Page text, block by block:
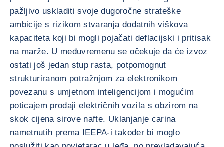
pažljivo uskladiti svoje dugoročne strateške
ambicije s rizikom stvaranja dodatnih viškova
kapaciteta koji bi mogli pojačati deflacijski i pritisak
na marže. U međuvremenu se očekuje da će izvoz
ostati još jedan stup rasta, potpomognut
strukturiranom potražnjom za elektronikom
povezanu s umjetnom inteligencijom i mogućim
poticajem prodaji električnih vozila s obzirom na
skok cijena sirove nafte. Uklanjanje carina
nametnutih prema IEEPA-i također bi moglo